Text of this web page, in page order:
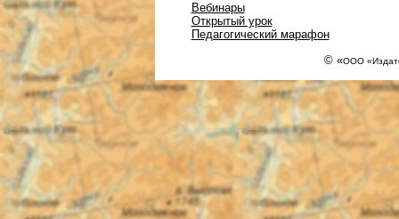
Вебинары
Открытый урок
Педагогический марафон
© «ООО